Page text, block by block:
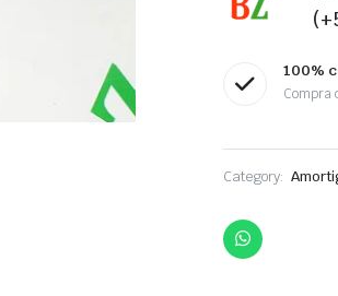
100%
Compra
Category: